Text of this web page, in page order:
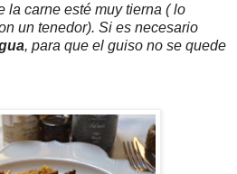
la carne esté muy tierna ( lo
un tenedor). Si es necesario
, para que el guiso no se quede